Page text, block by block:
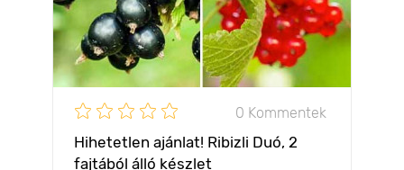
0 Kommentek
Hihetetlen ajánlat! Ribizli Duó, 2
fajtából álló készlet